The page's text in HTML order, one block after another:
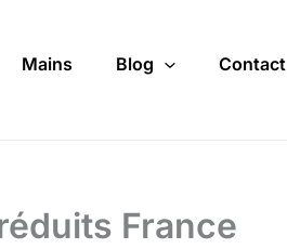
Mains Blog Contact
France